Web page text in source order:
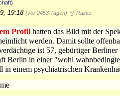
19:18 (vor 2453 Tagen) @ Rainer
Profil hatten das Bild mit der
werden. Damit sollte
ist 57, gebürtiger
Berlin in einer "wohl
in einem psychiatrischen